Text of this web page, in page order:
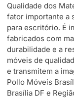
Qualidade dos
fator importante a
para escritório. É
fabricados com
durabilidade e a
móveis de
e transmitem a
Pollo Móveis
Brasília DF e